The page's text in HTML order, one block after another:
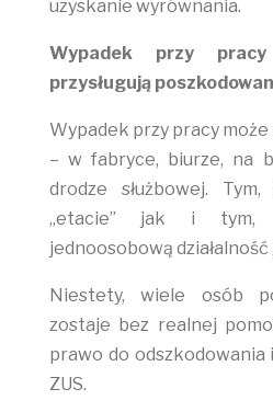
uzyskanie wyrównania.
Wypadek przy
przysługują
Wypadek przy pracy może
– w fabryce, biurze, na
drodze służbowej.
„etacie” jak i tym,
jednoosobową
Niestety, wiele osób
zostaje bez realnej
prawo do odszkodowania
ZUS.